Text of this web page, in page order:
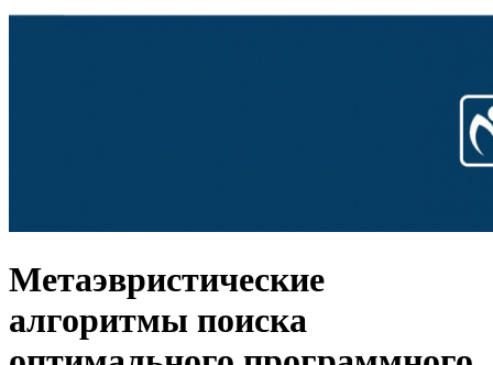
Метаэвристические
алгоритмы поиска